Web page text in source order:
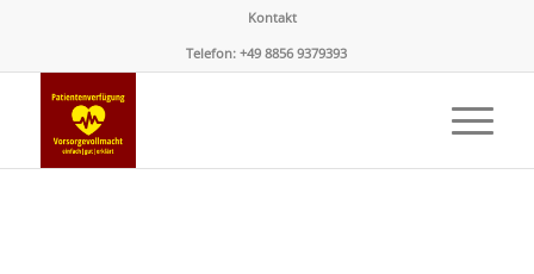
Kontakt
Telefon: +49 8856 9379393